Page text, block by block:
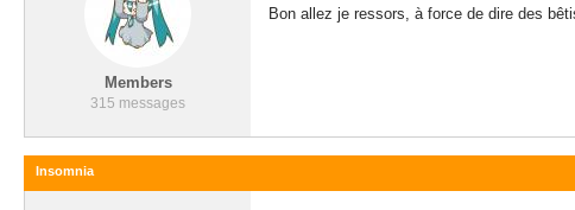
Members
315 messages
Bon allez je ressors, à force de dire des
Insomnia